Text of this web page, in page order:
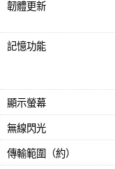
韌體更新
記憶功能
顯示螢幕
無線閃光
傳輸範圍（約）